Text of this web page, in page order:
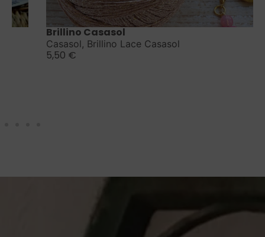
Saber más
Brillino Casasol
Casasol,Brillino Lace Casasol
€